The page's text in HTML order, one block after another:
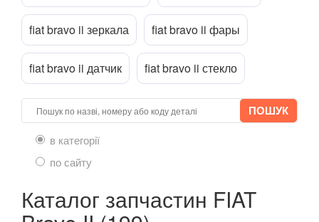
HONDA
HYUNDAI
JAGUAR
JEEP keyboard_arrow_down
KIA
LANCIA
LEXUS
fiat bravo ii зеркала fiat bravo ii фары
fiat bravo ii датчик fiat bravo ii стекло
в категорії
по сайту
Каталог запчастин FIAT